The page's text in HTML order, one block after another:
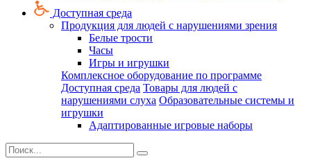
Доступная среда
Продукция для людей с нарушениями зрения
Белые трости
Часы
Игры и игрушки
Комплексное оборудование по программе
Доступная среда Товары для людей с
нарушениями слуха Образовательные системы и
игрушки
Адаптированные игровые наборы